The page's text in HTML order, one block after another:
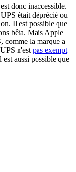
donc inaccessible.
était déprécié ou
Il est possible que
bêta. Mais Apple
comme la marque a
n'est pas exempt
aussi possible que